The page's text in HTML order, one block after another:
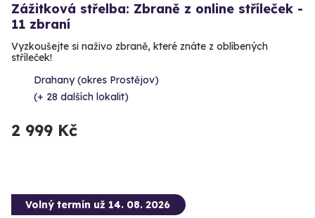
Zážitková střelba: Zbraně z online stříleček -
11 zbraní
Vyzkoušejte si naživo zbraně, které znáte z oblíbených
stříleček!
Drahany (okres Prostějov)
(+ 28 dalších lokalit)
2 999 Kč
Volný termín už 14. 08. 2026